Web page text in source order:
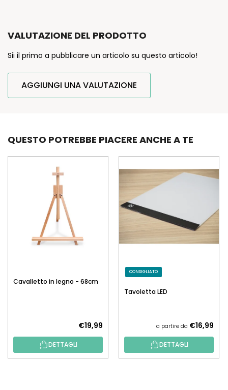
VALUTAZIONE DEL PRODOTTO
Sii il primo a pubblicare un articolo su questo articolo!
AGGIUNGI UNA VALUTAZIONE
QUESTO POTREBBE PIACERE ANCHE A TE
Cavalletto in legno - 68cm
€19,99
DETTAGLI
CONSIGLIATO
Tavoletta LED
a partire da €16,99
DETTAGLI